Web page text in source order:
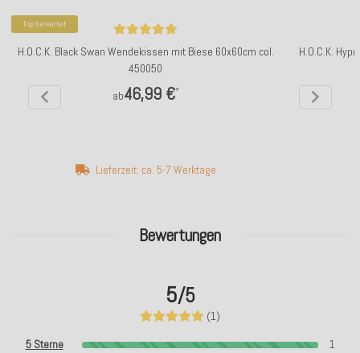
Bewertungen
5/5
(1)
5 Sterne
1
Top bewertet
H.O.C.K. Black Swan Wendekissen mit Biese 60x60cm col.
450050
ab46,99 €*
Lieferzeit: ca. 5-7 Werktage
H.O.C.K.